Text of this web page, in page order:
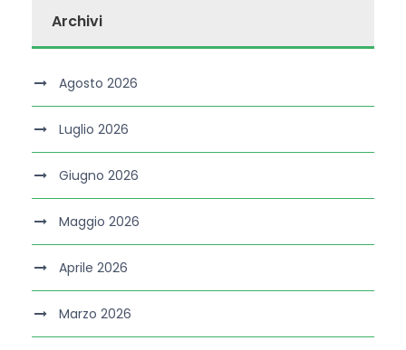
Archivi
Agosto 2026
Luglio 2026
Giugno 2026
Maggio 2026
Aprile 2026
Marzo 2026